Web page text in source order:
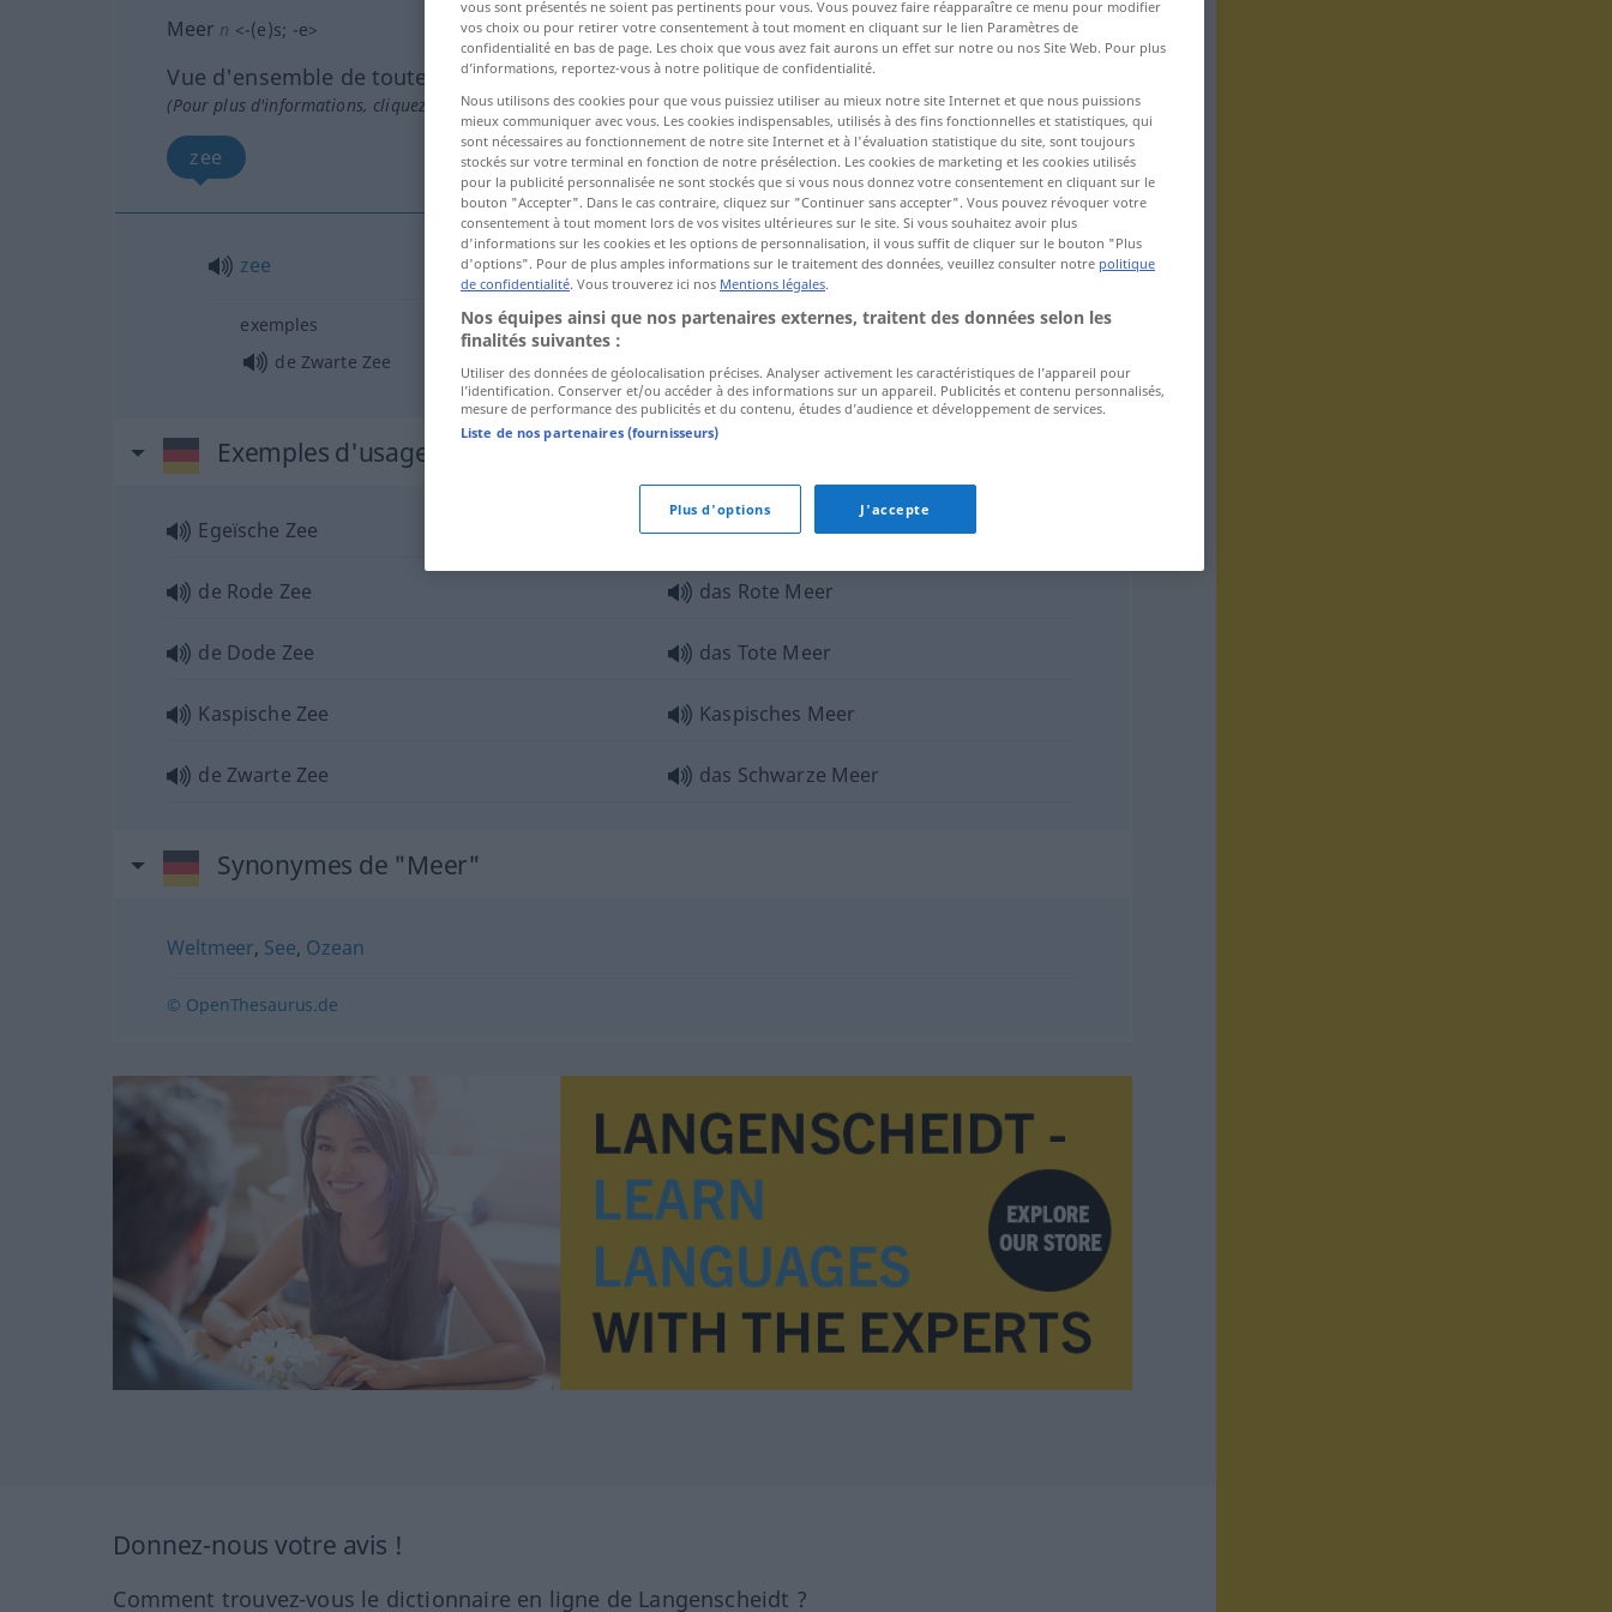
Meer n <-(e)s; -e>
Vue d'ensemble de toutes les traductions
(Pour plus d'informations, cliquez sur/touchez la traduction)
zee
zee Meer
exemples
de Zwarte Zee
Exemples d'usage pour "Meer"
Egeïsche Zee Ägäisches Meern
de Rode Zee das Rote Meer
de Dode Zee das Tote Meer
Kaspische Zee Kaspisches Meer
de Zwarte Zee das Schwarze Meer
Synonymes de "Meer"
Weltmeer, See, Ozean
© OpenThesaurus.de
Donnez-nous votre avis !
Comment trouvez-vous le dictionnaire en ligne de Langenscheidt ?
vous sont présentés ne soient pas pertinents pour vous. Vous pouvez faire réapparaître ce menu pour modifier
vos choix ou pour retirer votre consentement à tout moment en cliquant sur le lien Paramètres de
confidentialité en bas de page. Les choix que vous avez fait aurons un effet sur notre ou nos Site Web. Pour plus
d’informations, reportez-vous à notre politique de confidentialité.
Nous utilisons des cookies pour que vous puissiez utiliser au mieux notre site Internet et que nous puissions
mieux communiquer avec vous. Les cookies indispensables, utilisés à des fins fonctionnelles et statistiques, qui
sont nécessaires au fonctionnement de notre site Internet et à l'évaluation statistique du site, sont toujours
stockés sur votre terminal en fonction de notre présélection. Les cookies de marketing et les cookies utilisés
pour la publicité personnalisée ne sont stockés que si vous nous donnez votre consentement en cliquant sur le
bouton "Accepter". Dans le cas contraire, cliquez sur "Continuer sans accepter". Vous pouvez révoquer votre
consentement à tout moment lors de vos visites ultérieures sur le site. Si vous souhaitez avoir plus
d'informations sur les cookies et les options de personnalisation, il vous suffit de cliquer sur le bouton "Plus
d'options". Pour de plus amples informations sur le traitement des données, veuillez consulter notre politique
de confidentialité. Vous trouverez ici nos Mentions légales.
Nos équipes ainsi que nos partenaires externes, traitent des données selon les
finalités suivantes :
Utiliser des données de géolocalisation précises. Analyser activement les caractéristiques de l’appareil pour
l’identification. Conserver et/ou accéder à des informations sur un appareil. Publicités et contenu personnalisés,
mesure de performance des publicités et du contenu, études d’audience et développement de services.
Liste de nos partenaires (fournisseurs)
Plus d'options J'accepte